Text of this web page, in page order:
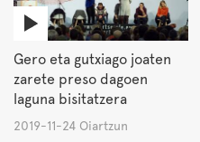
Gero eta gutxiago joaten
zarete preso dagoen
laguna bisitatzera
2019-11-24 Oiartzun